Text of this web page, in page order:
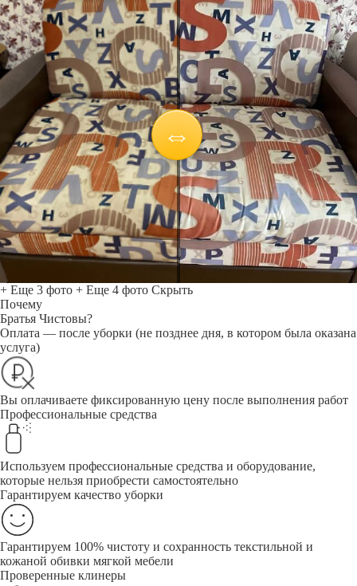
+ Еще 3 фото + Еще 4 фото Скрыть
Почему
Братья Чистовы?
Оплата — после уборки (не позднее дня, в котором была оказана
услуга)
Вы оплачиваете фиксированную цену после выполнения работ
Профессиональные средства
Используем профессиональные средства и оборудование,
которые нельзя приобрести самостоятельно
Гарантируем качество уборки
Гарантируем 100% чистоту и сохранность текстильной и
кожаной обивки мягкой мебели
Проверенные клинеры